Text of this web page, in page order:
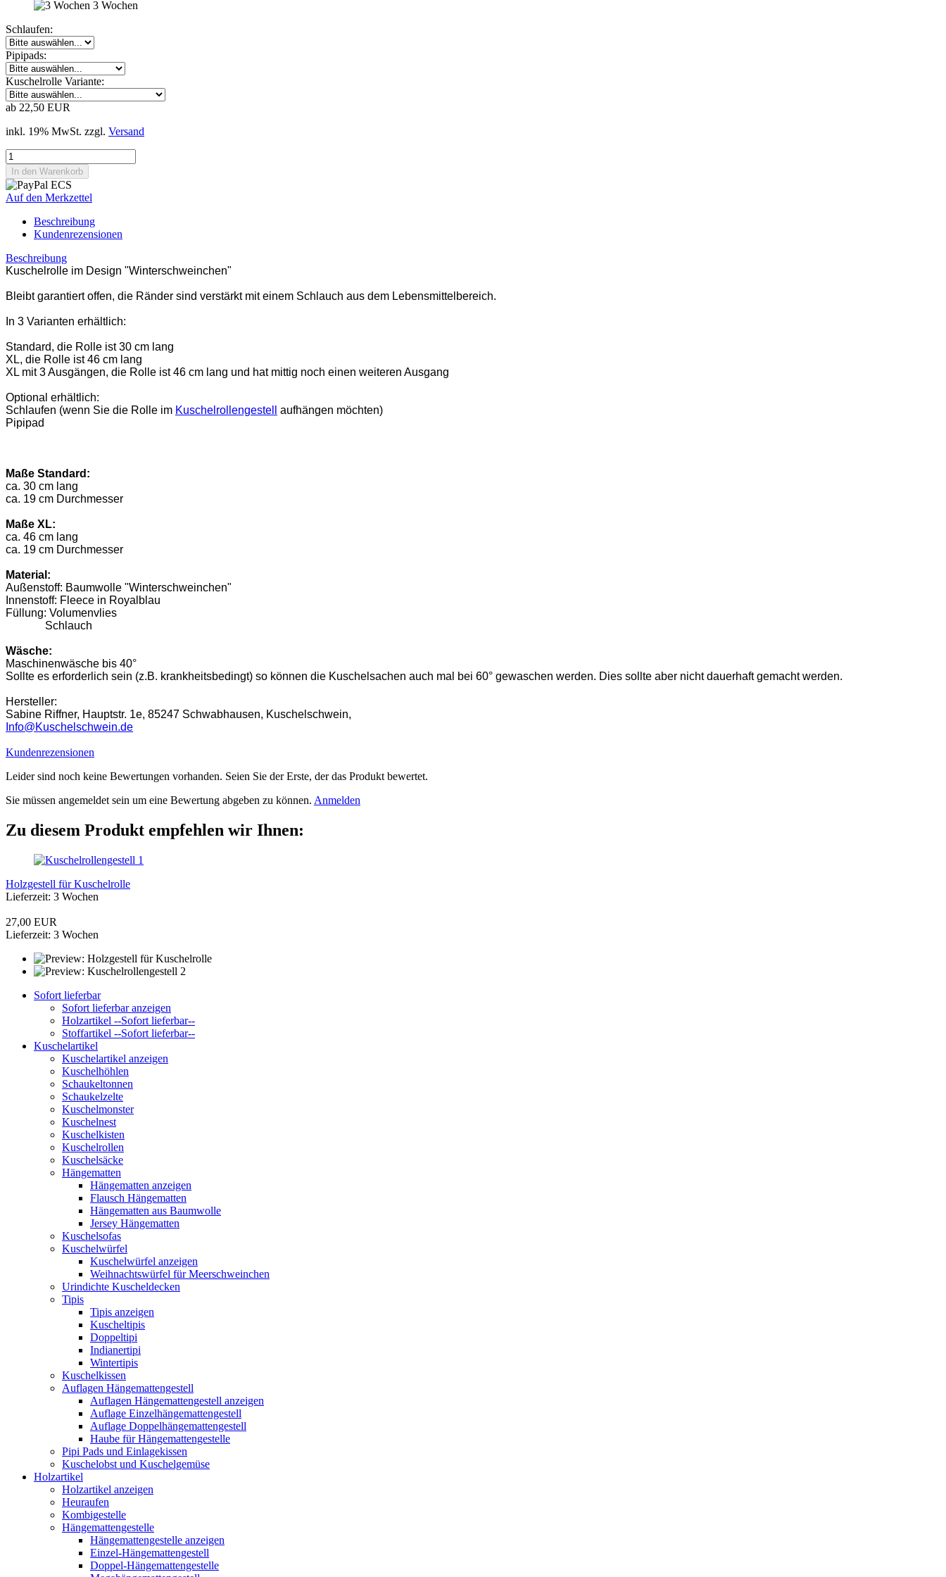
3 Wochen
Schlaufen:
Pipipads:
Kuschelrolle Variante:
ab 22,50 EUR
inkl. 19% MwSt. zzgl. Versand
Auf den Merkzettel
Beschreibung
Kundenrezensionen
Beschreibung
Kuschelrolle im Design "Winterschweinchen"
Bleibt garantiert offen, die Ränder sind verstärkt mit einem Schlauch aus dem Lebensmittelbereich.
In 3 Varianten erhältlich:
Standard, die Rolle ist 30 cm lang
XL, die Rolle ist 46 cm lang
XL mit 3 Ausgängen, die Rolle ist 46 cm lang und hat mittig noch einen weiteren Ausgang
Optional erhältlich:
Schlaufen (wenn Sie die Rolle im Kuschelrollengestell
aufhängen möchten)
Pipipad
Maße Standard:
ca. 30 cm lang
ca. 19 cm Durchmesser
Maße XL:
ca. 46 cm lang
ca. 19 cm Durchmesser
Material:
Außenstoff: Baumwolle "Winterschweinchen"
Innenstoff: Fleece in Royalblau
Füllung: Volumenvlies
Schlauch
Wäsche:
Maschinenwäsche bis 40°
Sollte es erforderlich sein (z.B. krankheitsbedingt) so können die Kuschelsachen auch mal bei 60° gewaschen werden. Dies sollte aber nicht dauerhaft gemacht werden.
Hersteller:
Sabine Riffner, Hauptstr. 1e, 85247 Schwabhausen, Kuschelschwein,
Info@Kuschelschwein.de
Kundenrezensionen
Leider sind noch keine Bewertungen vorhanden. Seien Sie der Erste, der das Produkt bewertet.
Sie müssen angemeldet sein um eine Bewertung abgeben zu können. Anmelden
Zu diesem Produkt empfehlen wir Ihnen:
Holzgestell für Kuschelrolle
Lieferzeit: 3 Wochen
27,00 EUR
Lieferzeit: 3 Wochen
Sofort lieferbar
Sofort lieferbar anzeigen
Holzartikel --Sofort lieferbar--
Stoffartikel --Sofort lieferbar--
Kuschelartikel
Kuschelartikel anzeigen
Kuschelhöhlen
Schaukeltonnen
Schaukelzelte
Kuschelmonster
Kuschelnest
Kuschelkisten
Kuschelrollen
Kuschelsäcke
Hängematten
Hängematten anzeigen
Flausch Hängematten
Hängematten aus Baumwolle
Jersey Hängematten
Kuschelsofas
Kuschelwürfel
Kuschelwürfel anzeigen
Weihnachtswürfel für Meerschweinchen
Urindichte Kuscheldecken
Tipis
Tipis anzeigen
Kuscheltipis
Doppeltipi
Indianertipi
Wintertipis
Kuschelkissen
Auflagen Hängemattengestell
Auflagen Hängemattengestell anzeigen
Auflage Einzelhängemattengestell
Auflage Doppelhängemattengestell
Haube für Hängemattengestelle
Pipi Pads und Einlagekissen
Kuschelobst und Kuschelgemüse
Holzartikel
Holzartikel anzeigen
Heuraufen
Kombigestelle
Hängemattengestelle
Hängemattengestelle anzeigen
Einzel-Hängemattengestell
Doppel-Hängemattengestelle